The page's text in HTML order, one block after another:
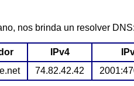
nos brinda un resolver DNS:
IPv4
74.82.42.42